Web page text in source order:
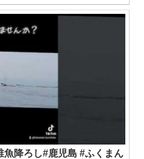
魚降ろし#鹿児島 #ふくまん